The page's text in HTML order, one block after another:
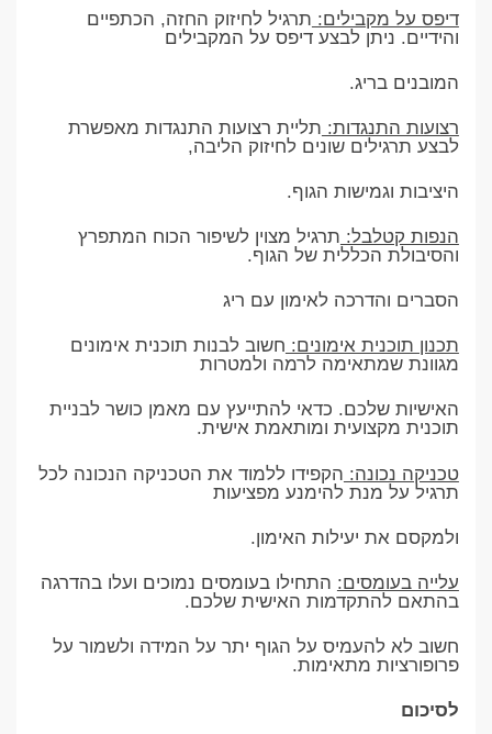
דיפס על מקבילים: תרגיל לחיזוק החזה, הכתפיים
והידיים. ניתן לבצע דיפס על המקבילים
המובנים בריג.
רצועות התנגדות: תליית רצועות התנגדות מאפשרת
לבצע תרגילים שונים לחיזוק הליבה,
היציבות וגמישות הגוף.
הנפות קטלבל: תרגיל מצוין לשיפור הכוח המתפרץ
והסיבולת הכללית של הגוף.
הסברים והדרכה לאימון עם ריג
תכנון תוכנית אימונים: חשוב לבנות תוכנית אימונים
מגוונת שמתאימה לרמה ולמטרות
האישיות שלכם. כדאי להתייעץ עם מאמן כושר לבניית
תוכנית מקצועית ומותאמת אישית.
טכניקה נכונה: הקפידו ללמוד את הטכניקה הנכונה לכל
תרגיל על מנת להימנע מפציעות
ולמקסם את יעילות האימון.
עלייה בעומסים: התחילו בעומסים נמוכים ועלו בהדרגה
בהתאם להתקדמות האישית שלכם.
חשוב לא להעמיס על הגוף יתר על המידה ולשמור על
פרופורציות מתאימות.
לסיכום